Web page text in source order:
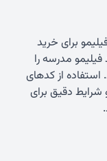
برای خرید
مدرسه را
استفاده از کدهای
شرایط دقیق برای